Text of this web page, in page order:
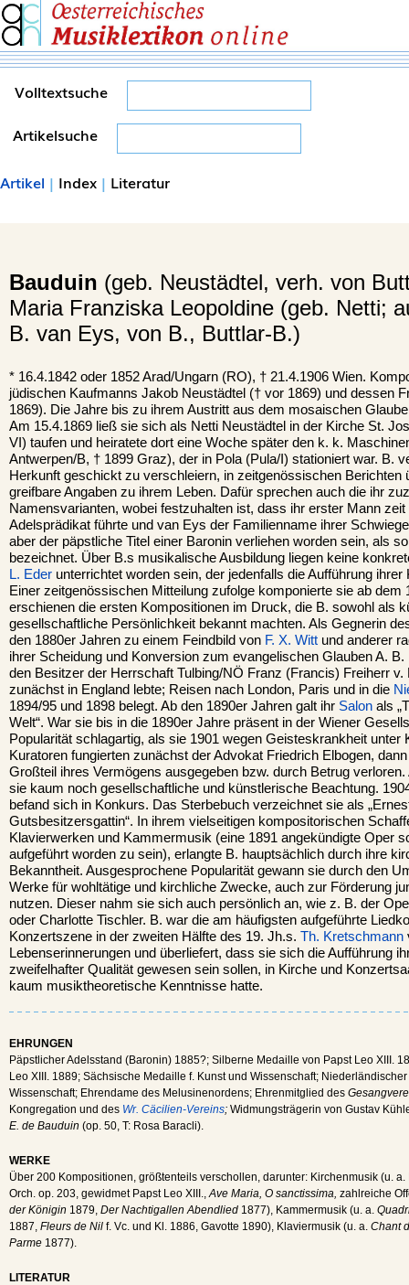
Volltextsuche
Artikelsuche
Artikel | Index | Literatur
Bauduin (geb. Neustädtel, verh. von
Maria Franziska Leopoldine (geb. Netti;
B. van Eys, von B., Buttlar-B.)
* 16.4.1842 oder 1852Arad/Ungarn (RO), † 21.4.1906 Wien.
jüdischen Kaufmanns Jakob Neustädtel († vor 1869) und dessen
1869). Die Jahre bis zu ihrem Austritt aus dem mosaischen
Am 15.4.1869 ließ sie sich als Netti Neustädtel in der Kirche St.
VI) taufen und heiratete dort eine Woche später den k. k.
Antwerpen/B, † 1899 Graz), der in Pola (Pula/I) stationiert war. B.
Herkunft geschickt zu verschleiern, in zeitgenössischen Berichten
greifbare Angaben zu ihrem Leben. Dafür sprechen auch die ihr
Namensvarianten, wobei festzuhalten ist, dass ihr erster Mann
Adelsprädikat führte und van Eys der Familienname ihrer
aber der päpstliche Titel einer Baronin verliehen worden sein, als
bezeichnet. Über B.s musikalische Ausbildung liegen keine
L. Eder unterrichtet worden sein, der jedenfalls die Aufführung
Einer zeitgenössischen Mitteilung zufolge komponierte sie ab dem
erschienen die ersten Kompositionen im Druck, die B. sowohl als
gesellschaftliche Persönlichkeit bekannt machten. Als Gegnerin
den 1880er Jahren zu einem Feindbild von F. X. Witt und anderer
ihrer Scheidung und Konversion zum evangelischen Glauben A.
den Besitzer der Herrschaft Tulbing/NÖ Franz (Francis) Freiherr v.
zunächst in England lebte; Reisen nach London, Paris und in die
1894/95 und 1898 belegt. Ab den 1890er Jahren galt ihr Salon als
Welt“. War sie bis in die 1890er Jahre präsent in der Wiener
Popularität schlagartig, als sie 1901 wegen Geisteskrankheit unter
Kuratoren fungierten zunächst der Advokat Friedrich Elbogen,
Großteil ihres Vermögens ausgegeben bzw. durch Betrug
sie kaum noch gesellschaftliche und künstlerische Beachtung.
befand sich in Konkurs. Das Sterbebuch verzeichnet sie als
Gutsbesitzersgattin“. In ihrem vielseitigen kompositorischen
Klavierwerken und Kammermusik (eine 1891 angekündigte Oper
aufgeführt worden zu sein), erlangte B. hauptsächlich durch ihre
Bekanntheit. Ausgesprochene Popularität gewann sie durch den
Werke für wohltätige und kirchliche Zwecke, auch zur Förderung
nutzen. Dieser nahm sie sich auch persönlich an, wie z. B. der
oder Charlotte Tischler. B. war die am häufigsten aufgeführte
Konzertszene in der zweiten Hälfte des 19. Jh.s. Th. Kretschmann
Lebenserinnerungen und überliefert, dass sie sich die Aufführung
zweifelhafter Qualität gewesen sein sollen, in Kirche und
kaum musiktheoretische Kenntnisse hatte.
EHRUNGEN
Päpstlicher Adelsstand (Baronin) 1885?; Silberne Medaille von Papst Leo XIII.
Leo XIII. 1889; Sächsische Medaille f. Kunst und Wissenschaft; Niederländischer
Wissenschaft; Ehrendame des Melusinenordens; Ehrenmitglied des
Kongregation und des Wr. Cäcilien-Vereins; Widmungsträgerin von Gustav
E. de Bauduin (op. 50, T: Rosa Baracli).
WERKE
Über 200 Kompositionen, größtenteils verschollen, darunter: Kirchenmusik (u.
Orch. op. 203, gewidmet Papst Leo XIII.,Ave Maria, O sanctissima, zahlreiche
der Königin 1879, Der Nachtigallen Abendlied 1877), Kammermusik (u. a.
1887, Fleurs de Nil f. Vc. und Kl. 1886, Gavotte 1890), Klaviermusik (u. a. Chant
Parme 1877).
LITERATUR